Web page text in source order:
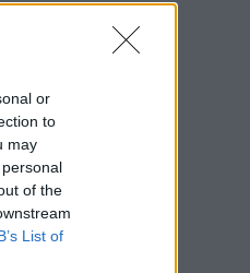
or
to
may
of the
List of